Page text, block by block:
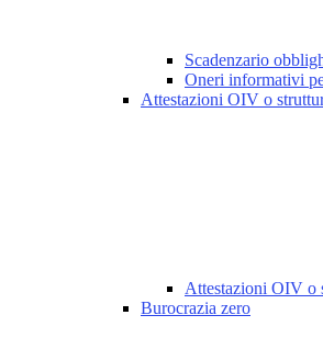
Scadenzario
Oneri informativi
Attestazioni OIV o
Attestazioni OIV o
Burocrazia zero